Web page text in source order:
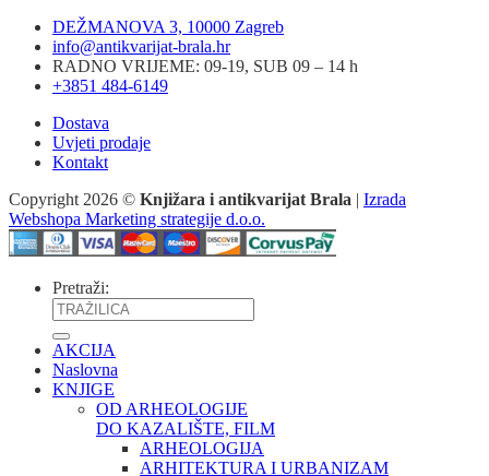
DEŽMANOVA 3, 10000 Zagreb
info@antikvarijat-brala.hr
RADNO VRIJEME: 09-19, SUB 09 – 14 h
+3851 484-6149
Dostava
Uvjeti prodaje
Kontakt
Copyright 2026 © Knjižara i antikvarijat Brala | Izrada
Webshopa Marketing strategije d.o.o.
Pretraži:
AKCIJA
Naslovna
KNJIGE
OD ARHEOLOGIJE
DO KAZALIŠTE, FILM
ARHEOLOGIJA
ARHITEKTURA I URBANIZAM